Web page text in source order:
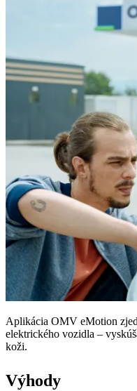
Aplikácia OMV eMotion
elektrického vozidla –
koži.
Výhody